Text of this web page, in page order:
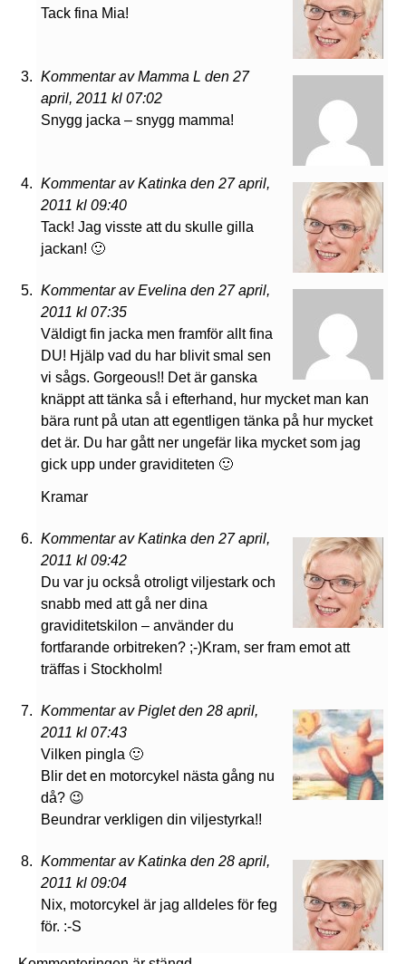
Tack fina Mia!
Kommentar av Mamma L den 27
april, 2011 kl 07:02
Snygg jacka – snygg mamma!
Kommentar av Katinka den 27 april,
2011 kl 09:40
Tack! Jag visste att du skulle gilla
jackan! 🙂
Kommentar av Evelina den 27 april,
2011 kl 07:35
Väldigt fin jacka men framför allt fina
DU! Hjälp vad du har blivit smal sen
vi sågs. Gorgeous!! Det är ganska
knäppt att tänka så i efterhand, hur mycket man kan
bära runt på utan att egentligen tänka på hur mycket
det är. Du har gått ner ungefär lika mycket som jag
gick upp under graviditeten 🙂
Kramar
Kommentar av Katinka den 27 april,
2011 kl 09:42
Du var ju också otroligt viljestark och
snabb med att gå ner dina
graviditetskilon – använder du
fortfarande orbitreken? ;-)Kram, ser fram emot att
träffas i Stockholm!
Kommentar av Piglet den 28 april,
2011 kl 07:43
Vilken pingla 🙂
Blir det en motorcykel nästa gång nu
då? 😉
Beundrar verkligen din viljestyrka!!
Kommentar av Katinka den 28 april,
2011 kl 09:04
Nix, motorcykel är jag alldeles för feg
för. :-S